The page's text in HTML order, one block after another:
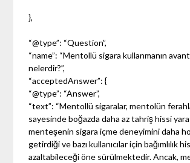
},
“@type”: “Question”,
“name”: “Mentollü sigara kullanmanın
nelerdir?”,
“acceptedAnswer”: {
“@type”: “Answer”,
“text”: “Mentollü sigaralar, mentolün
sayesinde boğazda daha az tahriş hissi
menteşenin sigara içme deneyimini daha
getirdiği ve bazı kullanıcılar için bağımlılık
azaltabileceği öne sürülmektedir. Ancak,